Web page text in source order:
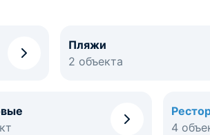
Пляжи
2 объекта
4